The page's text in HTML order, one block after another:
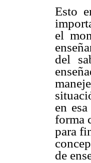
Esto
el
del
en
forma
para
de